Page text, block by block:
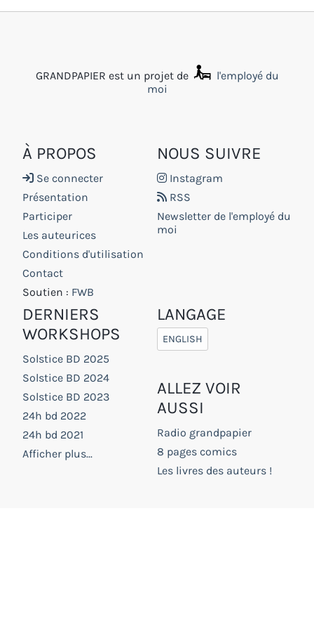
GRANDPAPIER est un projet de
l'employé du
moi
À PROPOS
Se connecter
Présentation
Participer
Les auteurices
Conditions d'utilisation
Contact
Soutien : FWB
NOUS SUIVRE
Instagram
RSS
Newsletter de l'employé du
moi
DERNIERS
WORKSHOPS
Solstice BD 2025
Solstice BD 2024
Solstice BD 2023
24h bd 2022
24h bd 2021
Afficher plus...
LANGAGE
ENGLISH
ALLEZ VOIR
AUSSI
Radio grandpapier
8 pages comics
Les livres des auteurs !